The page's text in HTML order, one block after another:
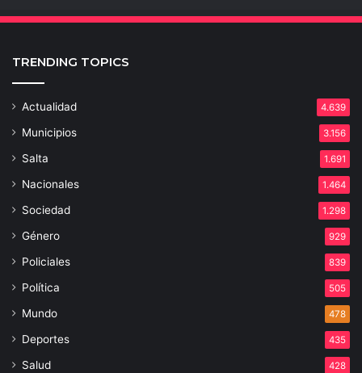
TRENDING TOPICS
Actualidad 4.639
Municipios 3.156
Salta 1.691
Nacionales 1.464
Sociedad 1.298
Género 929
Policiales 839
Política 505
Mundo 478
Deportes 435
Salud 428